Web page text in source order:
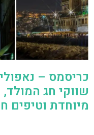
כריסמס –
שווקי חג המולד,
מיוחדת וטיפים